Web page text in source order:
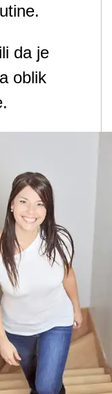
da je
oblik